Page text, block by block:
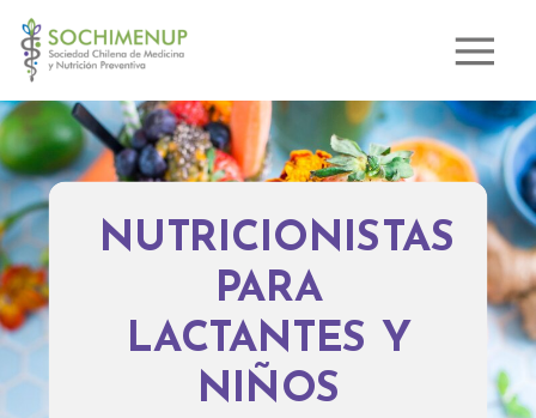
NUTRICIONISTAS
PARA
LACTANTES Y
NIÑOS